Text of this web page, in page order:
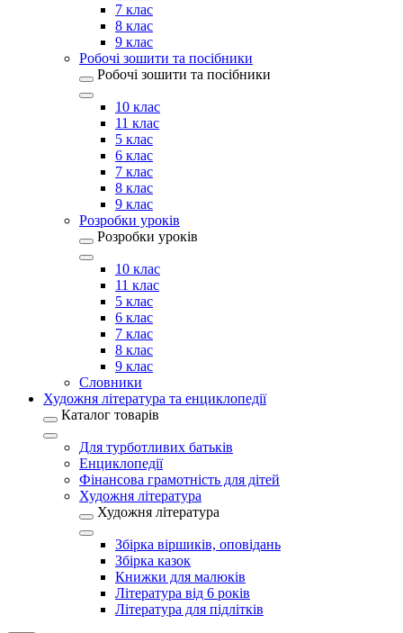
7 клас
8 клас
9 клас
Робочі зошити та посібники
Робочі зошити та посібники
10 клас
11 клас
5 клас
6 клас
7 клас
8 клас
9 клас
Розробки уроків
Розробки уроків
10 клас
11 клас
5 клас
6 клас
7 клас
8 клас
9 клас
Словники
Художня література та енциклопедії
Каталог товарів
Для турботливих батьків
Енциклопедії
Фінансова грамотність для дітей
Художня література
Художня література
Збірка віршиків, оповідань
Збірка казок
Книжки для малюків
Література від 6 років
Література для підлітків